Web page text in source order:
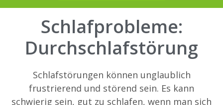
Schlafprobleme:
Durchschlafstörung
Schlafstörungen können unglaublich
frustrierend und störend sein. Es kann
schwierig sein, gut zu schlafen, wenn man sich